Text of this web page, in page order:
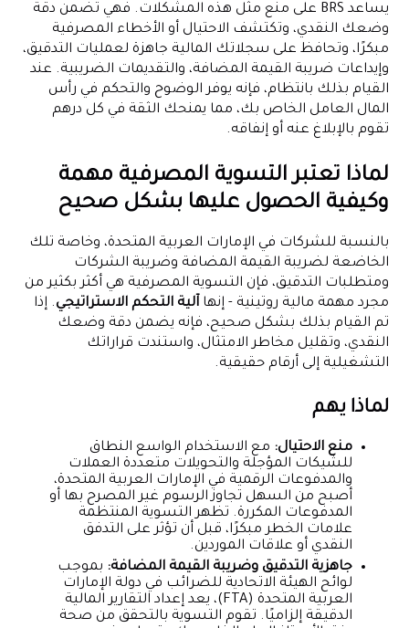
يساعد BRS على منع مثل هذه المشكلات. فهي تضمن دقة
وضعك النقدي، وتكتشف الاحتيال أو الأخطاء المصرفية
مبكرًا، وتحافظ على سجلاتك المالية جاهزة لعمليات التدقيق،
وإيداعات ضريبة القيمة المضافة، والتقديمات الضريبية. عند
القيام بذلك بانتظام، فإنه يوفر الوضوح والتحكم في رأس
المال العامل الخاص بك، مما يمنحك الثقة في كل درهم
تقوم بالإبلاغ عنه أو إنفاقه.
لماذا تعتبر التسوية المصرفية مهمة
وكيفية الحصول عليها بشكل صحيح
بالنسبة للشركات في الإمارات العربية المتحدة، وخاصة تلك
الخاضعة لضريبة القيمة المضافة وضريبة الشركات
ومتطلبات التدقيق، فإن التسوية المصرفية هي أكثر بكثير من
مجرد مهمة مالية روتينية - إنهاآلية التحكم الاستراتيجي. إذا
تم القيام بذلك بشكل صحيح، فإنه يضمن دقة وضعك
النقدي، وتقليل مخاطر الامتثال، واستندت قراراتك
التشغيلية إلى أرقام حقيقية.
لماذا يهم
منع الاحتيال: مع الاستخدام الواسع النطاق
للشيكات المؤجلة والتحويلات متعددة العملات
والمدفوعات الرقمية في الإمارات العربية المتحدة،
أصبح من السهل تجاوز الرسوم غير المصرح بها أو
المدفوعات المكررة. تظهر التسوية المنتظمة
علامات الخطر مبكرًا، قبل أن تؤثر على التدفق
النقدي أو علاقات الموردين.
جاهزية التدقيق وضريبة القيمة المضافة: بموجب
لوائح الهيئة الاتحادية للضرائب في دولة الإمارات
العربية المتحدة (FTA)، يعد إعداد التقارير المالية
الدقيقة إلزاميًا. تقوم التسوية بالتحقق من صحة